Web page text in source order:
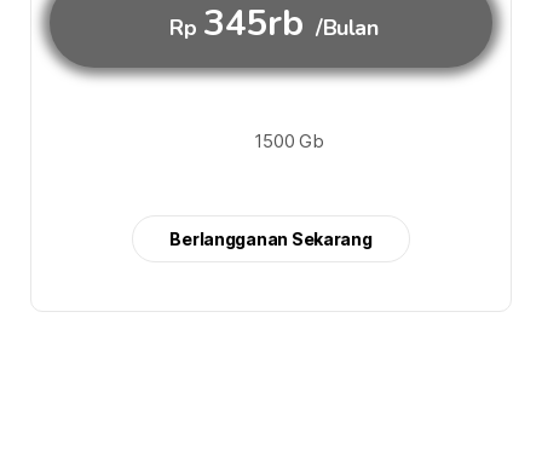
Rp 345rb /Bulan
1500 Gb
Berlangganan Sekarang